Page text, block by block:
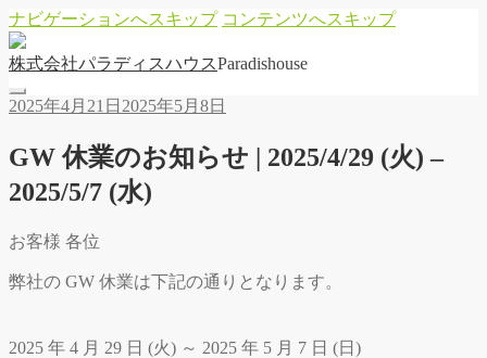
ナビゲーションへスキップ コンテンツへスキップ
株式会社パラディ スハウ スParadishouse
2025年4月21日 2025年5月8日
GW 休業のお知らせ | 2025/4/29 (火) –
2025/5/7 (水)
お客様 各位
弊社の GW 休業は下記の通りとなります。
2025 年 4 月 29 日 (火) ～ 2025 年 5 月 7 日 (日)